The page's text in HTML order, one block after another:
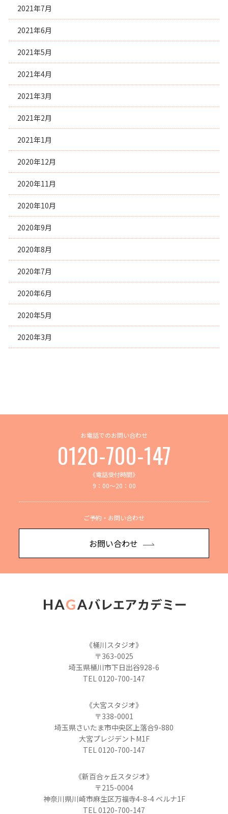
2021年7月
2021年6月
2021年5月
2021年4月
2021年3月
2021年2月
2021年1月
2020年12月
2020年11月
2020年10月
2020年9月
2020年8月
2020年7月
2020年6月
2020年5月
2020年3月
お電話でのお問い合わせ
0120-700-147
《電話受付時間》
9：00～20：00
ご予約・お問い合わせ
お問い合わせ
《桶川スタジオ》
〒363-0025
埼玉県桶川市下日出谷928-6
TEL 0120-700-147
《大宮スタジオ》
〒338-0001
埼玉県さいたま市中央区上落合9-880
大宮プレジデントM1F
TEL 0120-700-147
《新百合ヶ丘スタジオ》
〒215-0004
神奈川県川崎市麻生区万福寺4-8-4 ベルナ1F
TEL 0120-700-147